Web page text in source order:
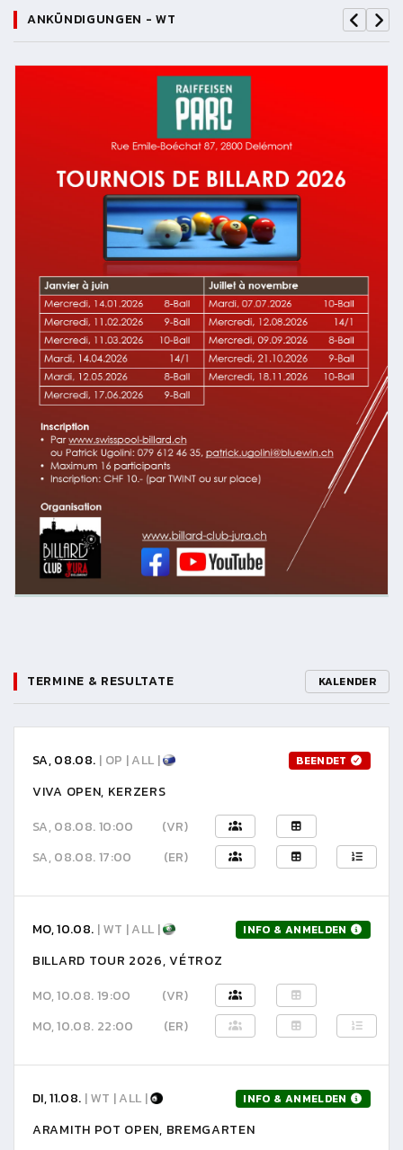
ANKÜNDIGUNGEN - WT
TERMINE & RESULTATE KALENDER
SA, 08.08. | OP | ALL | BEENDET
VIVA OPEN, KERZERS
SA, 08.08. 10:00
(VR)
SA, 08.08. 17:00
(ER)
MO, 10.08. | WT | ALL | INFO & ANMELDEN
BILLARD TOUR 2026, VÉTROZ
MO, 10.08. 19:00
(VR)
MO, 10.08. 22:00
(ER)
DI, 11.08. | WT | ALL | INFO & ANMELDEN
ARAMITH POT OPEN, BREMGARTEN